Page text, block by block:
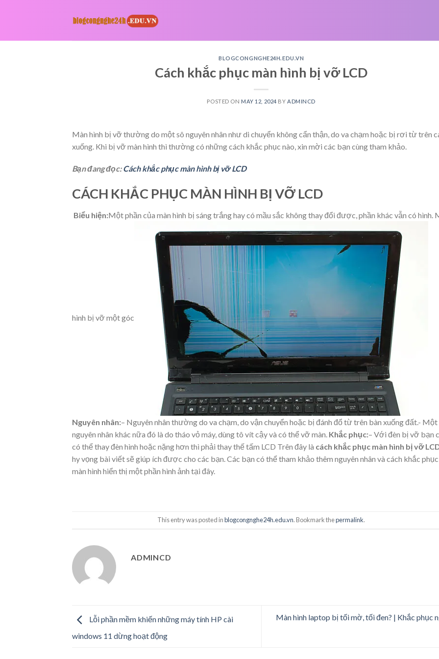
BLOGCONGNGHE24H.EDU.VN
Cách khắc phục màn hình bị vỡ LCD
POSTED ON MAY 12, 2024 BY ADMINCD
Màn hình bị vỡ thường do một sô nguyên nhân như di chuyển không cẩn thận, do va chạm hoặc bị rơi từ trên
xuống. Khi bị vỡ màn hình thì thường có những cách khắc phục nào, xin mời các bạn cùng tham khảo.
Bạn đang đọc:Cách khắc phục màn hình bị vỡ LCD
CÁCH KHẮC PHỤC MÀN HÌNH BỊ VỠ LCD
Biểu hiện:Một phần của màn hình bị sáng trắng hay có mầu sắc không thay đổi được, phần khác vẫn có hình.
hình bị vỡ một góc
Nguyên nhân:– Nguyên nhân thường do va chạm, do vận chuyển hoặc bị đánh đổ từ trên bàn xuống đất.- Một
nguyên nhân khác nữa đó là do tháo vỏ máy, dùng tô vít cậy và có thể vỡ màn. Khắc phục:– Với đèn bị vỡ bạn
có thể thay đèn hình hoặc nặng hơn thì phải thay thế tấm LCD Trên đây là cách khắc phục màn hình bị vỡ
hy vọng bài viết sẽ giúp ích được cho các bạn. Các bạn có thể tham khảo thêm nguyên nhân và cách khắc phục
màn hình hiển thị một phần hình ảnh tại đây.
This entry was posted inblogcongnghe24h.edu.vn. Bookmark thepermalink.
ADMINCD
Lỗi phần mềm khiến những máy tính HP cài
windows 11 dừng hoạt động
Màn hình laptop bị tối mờ, tối đen? | Khắc phục